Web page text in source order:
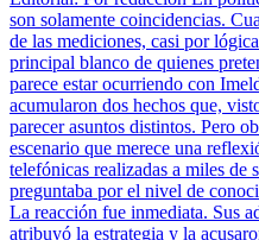
son solamente coincidencias.
de las mediciones, casi por
principal blanco de quienes
parece estar ocurriendo con
acumularon dos hechos que,
parecer asuntos distintos. Pero
escenario que merece una
telefónicas realizadas a miles de
preguntaba por el nivel de
La reacción fue inmediata. Sus
atribuyó la estrategia y la